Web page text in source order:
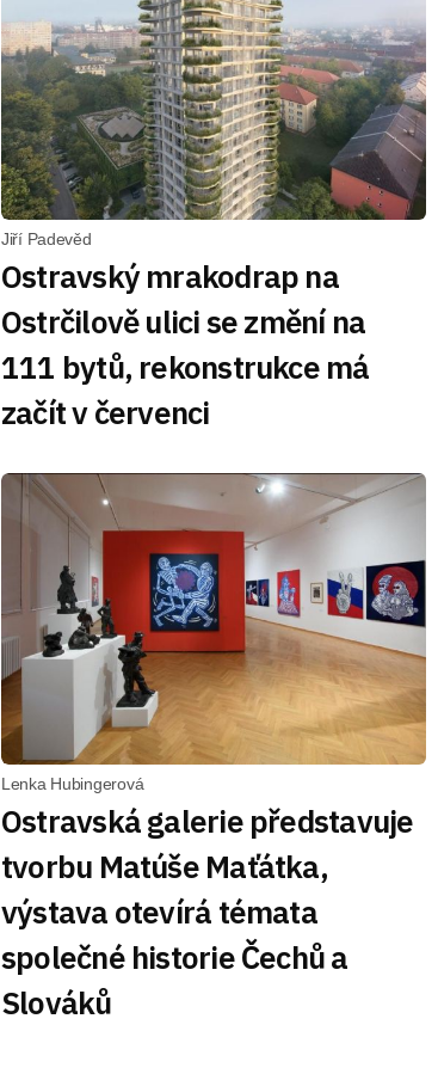
Jiří Padevěd
Ostravský mrakodrap na
Ostrčilově ulici se změní na
111 bytů, rekonstrukce má
začít v červenci
Lenka Hubingerová
Ostravská galerie představuje
tvorbu Matúše Maťátka,
výstava otevírá témata
společné historie Čechů a
Slováků